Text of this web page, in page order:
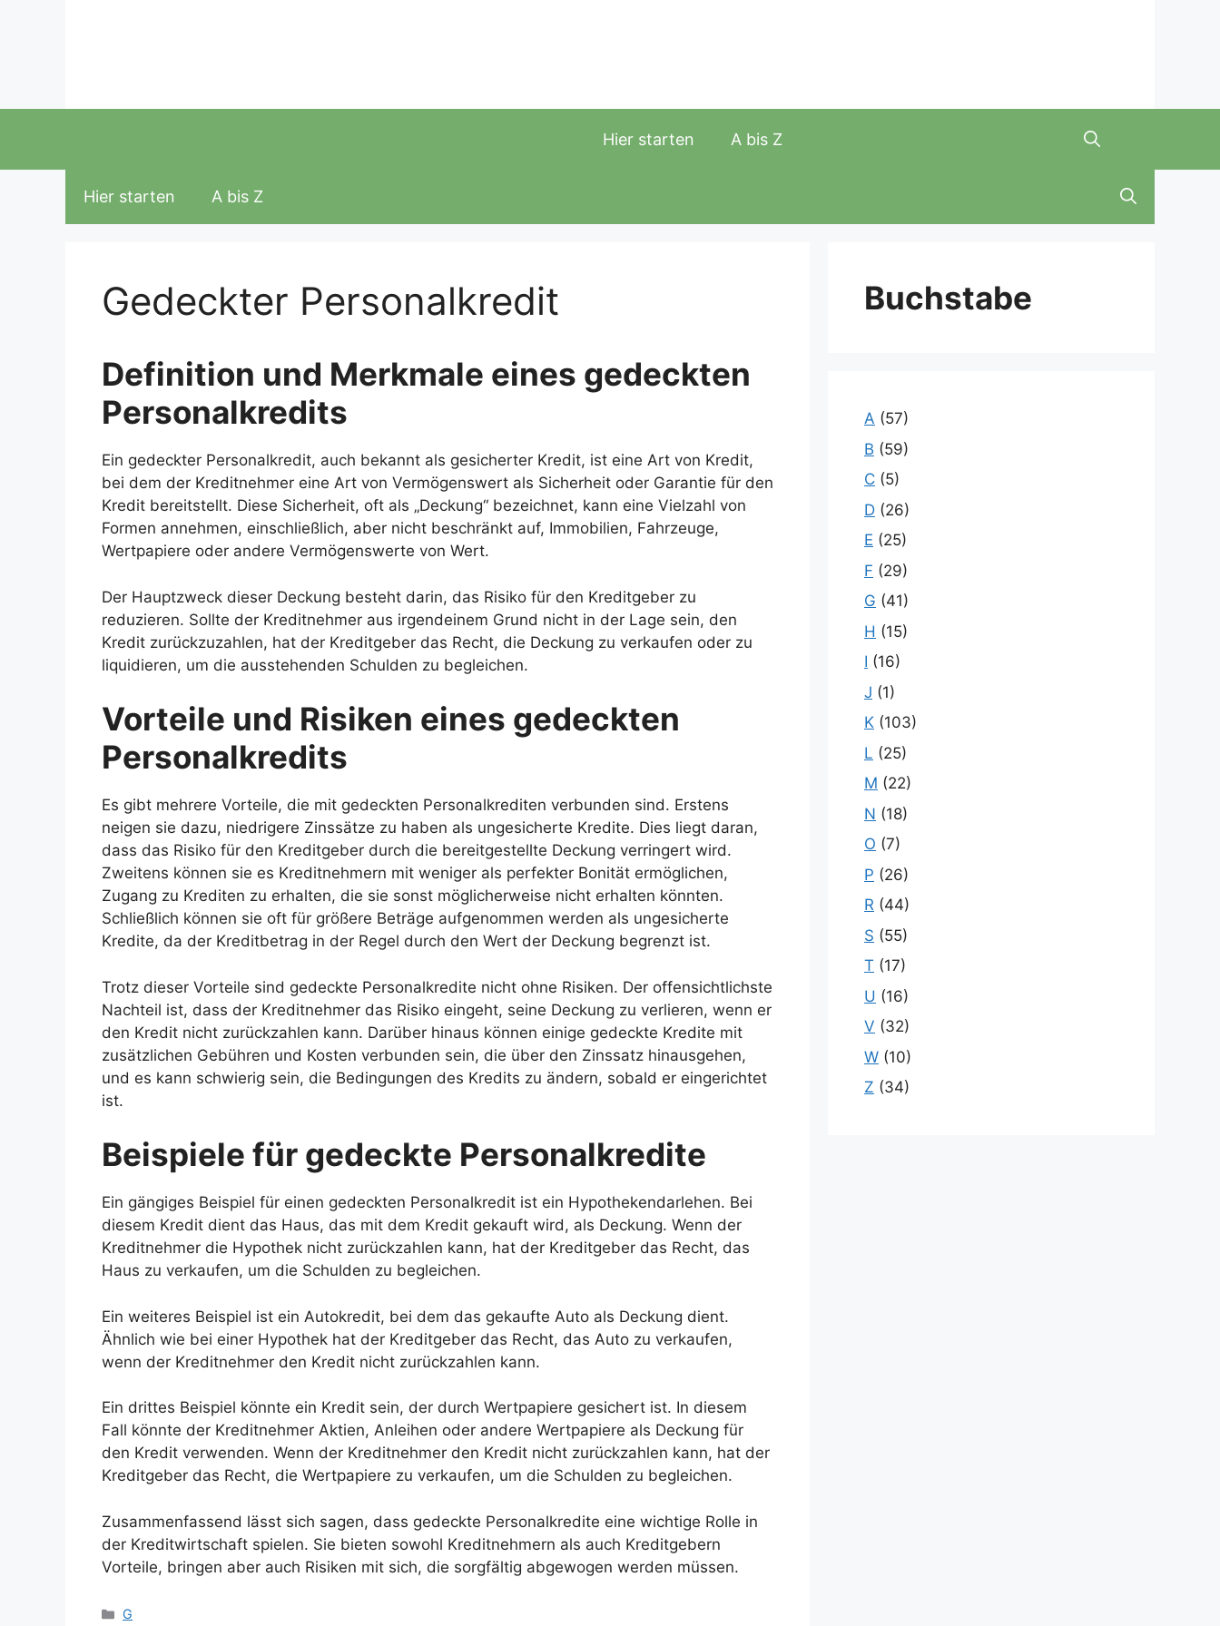
Hier starten A bis Z
Hier starten A bis Z
Gedeckter Personalkredit
Definition und Merkmale eines gedeckten
Personalkredits
Ein gedeckter Personalkredit, auch bekannt als gesicherter Kredit, ist eine Art von Kredit,
bei dem der Kreditnehmer eine Art von Vermögenswert als Sicherheit oder Garantie für den
Kredit bereitstellt. Diese Sicherheit, oft als „Deckung“ bezeichnet, kann eine Vielzahl von
Formen annehmen, einschließlich, aber nicht beschränkt auf, Immobilien, Fahrzeuge,
Wertpapiere oder andere Vermögenswerte von Wert.
Der Hauptzweck dieser Deckung besteht darin, das Risiko für den Kreditgeber zu
reduzieren. Sollte der Kreditnehmer aus irgendeinem Grund nicht in der Lage sein, den
Kredit zurückzuzahlen, hat der Kreditgeber das Recht, die Deckung zu verkaufen oder zu
liquidieren, um die ausstehenden Schulden zu begleichen.
Vorteile und Risiken eines gedeckten
Personalkredits
Es gibt mehrere Vorteile, die mit gedeckten Personalkrediten verbunden sind. Erstens
neigen sie dazu, niedrigere Zinssätze zu haben als ungesicherte Kredite. Dies liegt daran,
dass das Risiko für den Kreditgeber durch die bereitgestellte Deckung verringert wird.
Zweitens können sie es Kreditnehmern mit weniger als perfekter Bonität ermöglichen,
Zugang zu Krediten zu erhalten, die sie sonst möglicherweise nicht erhalten könnten.
Schließlich können sie oft für größere Beträge aufgenommen werden als ungesicherte
Kredite, da der Kreditbetrag in der Regel durch den Wert der Deckung begrenzt ist.
Trotz dieser Vorteile sind gedeckte Personalkredite nicht ohne Risiken. Der offensichtlichste
Nachteil ist, dass der Kreditnehmer das Risiko eingeht, seine Deckung zu verlieren, wenn er
den Kredit nicht zurückzahlen kann. Darüber hinaus können einige gedeckte Kredite mit
zusätzlichen Gebühren und Kosten verbunden sein, die über den Zinssatz hinausgehen,
und es kann schwierig sein, die Bedingungen des Kredits zu ändern, sobald er eingerichtet
ist.
Beispiele für gedeckte Personalkredite
Ein gängiges Beispiel für einen gedeckten Personalkredit ist ein Hypothekendarlehen. Bei
diesem Kredit dient das Haus, das mit dem Kredit gekauft wird, als Deckung. Wenn der
Kreditnehmer die Hypothek nicht zurückzahlen kann, hat der Kreditgeber das Recht, das
Haus zu verkaufen, um die Schulden zu begleichen.
Ein weiteres Beispiel ist ein Autokredit, bei dem das gekaufte Auto als Deckung dient.
Ähnlich wie bei einer Hypothek hat der Kreditgeber das Recht, das Auto zu verkaufen,
wenn der Kreditnehmer den Kredit nicht zurückzahlen kann.
Ein drittes Beispiel könnte ein Kredit sein, der durch Wertpapiere gesichert ist. In diesem
Fall könnte der Kreditnehmer Aktien, Anleihen oder andere Wertpapiere als Deckung für
den Kredit verwenden. Wenn der Kreditnehmer den Kredit nicht zurückzahlen kann, hat der
Kreditgeber das Recht, die Wertpapiere zu verkaufen, um die Schulden zu begleichen.
Zusammenfassend lässt sich sagen, dass gedeckte Personalkredite eine wichtige Rolle in
der Kreditwirtschaft spielen. Sie bieten sowohl Kreditnehmern als auch Kreditgebern
Vorteile, bringen aber auch Risiken mit sich, die sorgfältig abgewogen werden müssen.
Kategorien
G
Buchstabe
A (57)
B (59)
C (5)
D (26)
E (25)
F (29)
G (41)
H (15)
I (16)
J (1)
K (103)
L (25)
M (22)
N (18)
O (7)
P (26)
R (44)
S (55)
T (17)
U (16)
V (32)
W (10)
Z (34)